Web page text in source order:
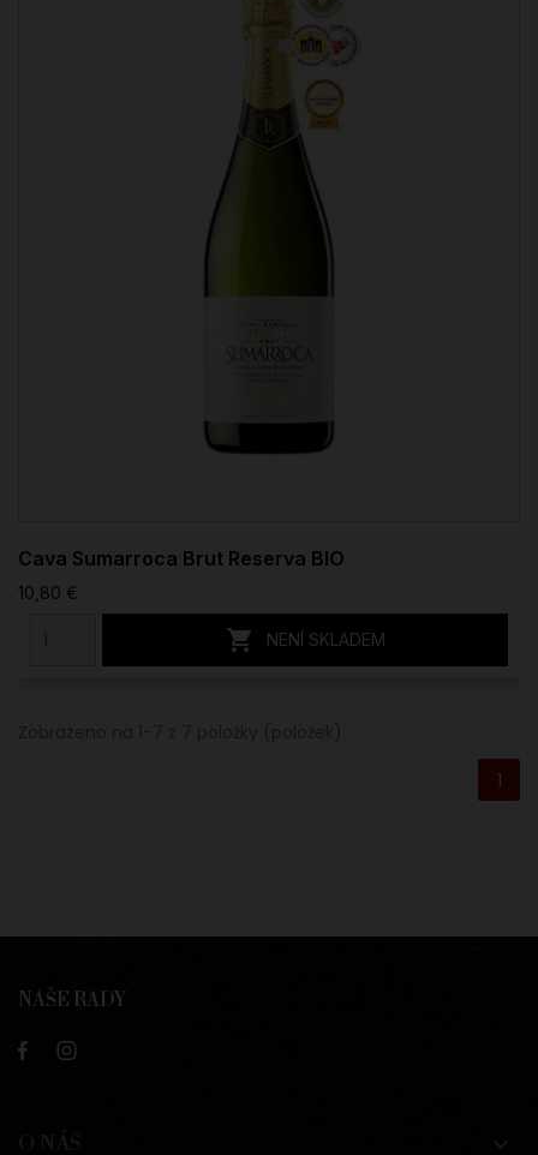
Cava Sumarroca Brut Reserva BIO
10,80 €
 NENÍ SKLADEM
1
NAŠE RADY